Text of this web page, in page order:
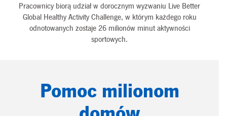
Pracownicy biorą udział w dorocznym wyzwaniu Live Better
Global Healthy Activity Challenge, w którym każdego roku
odnotowanych zostaje 26 milionów minut aktywności
sportowych.
Pomoc milionom